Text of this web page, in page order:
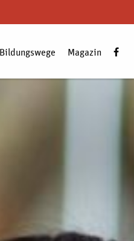
Bildungswege Magazin